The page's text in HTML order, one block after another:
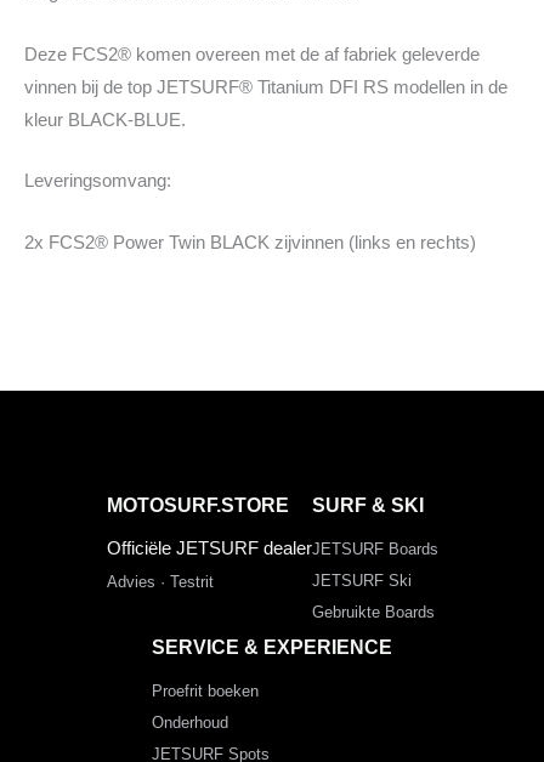
Deze FCS2® komen overeen met de af fabriek geleverde
vinnen bij de top JETSURF® Titanium DFI RS modellen in de
kleur BLACK-BLUE.
Leveringsomvang:
2x FCS2® Power Twin BLACK zijvinnen (links en rechts)
MOTOSURF.STORE
Officiële JETSURF dealer
Advies · Testrit
SURF & SKI
JETSURF Boards
JETSURF Ski
Gebruikte Boards
SERVICE & EXPERIENCE
Proefrit boeken
Onderhoud
JETSURF Spots